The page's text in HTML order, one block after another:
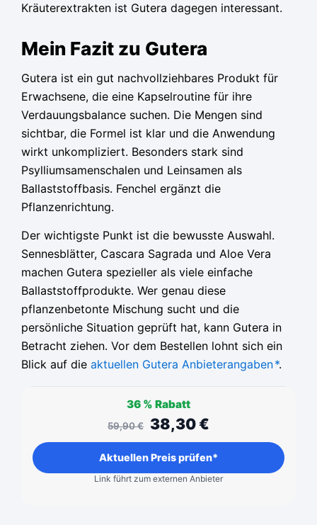
Kräuterextrakten ist Gutera dagegen interessant.
Mein Fazit zu Gutera
Gutera ist ein gut nachvollziehbares Produkt für
Erwachsene, die eine Kapselroutine für ihre
Verdauungsbalance suchen. Die Mengen sind
sichtbar, die Formel ist klar und die Anwendung
wirkt unkompliziert. Besonders stark sind
Psylliumsamenschalen und Leinsamen als
Ballaststoffbasis. Fenchel ergänzt die
Pflanzenrichtung.
Der wichtigste Punkt ist die bewusste Auswahl.
Sennesblätter, Cascara Sagrada und Aloe Vera
machen Gutera spezieller als viele einfache
Ballaststoffprodukte. Wer genau diese
pflanzenbetonte Mischung sucht und die
persönliche Situation geprüft hat, kann Gutera in
Betracht ziehen. Vor dem Bestellen lohnt sich ein
Blick auf die aktuellen Gutera Anbieterangaben*.
36 % Rabatt
59,90€ 38,30€
Aktuellen Preis prüfen*
Link führt zum externen Anbieter